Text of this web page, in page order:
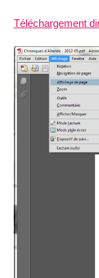
Téléchargement